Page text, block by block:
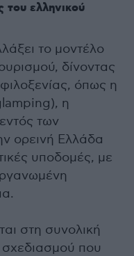
του ελληνικού
το μοντέλο
δίνοντας
όπως η
η
των
ορεινή Ελλάδα
υποδομές, με
στη συνολική
που